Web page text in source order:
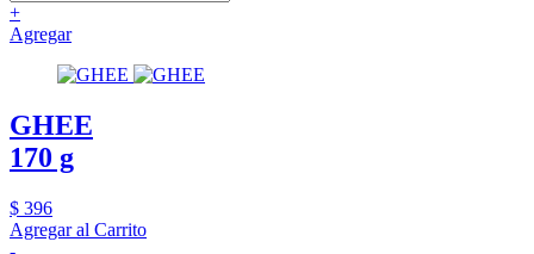
+
Agregar
GHEE
170 g
$ 396
Agregar al Carrito